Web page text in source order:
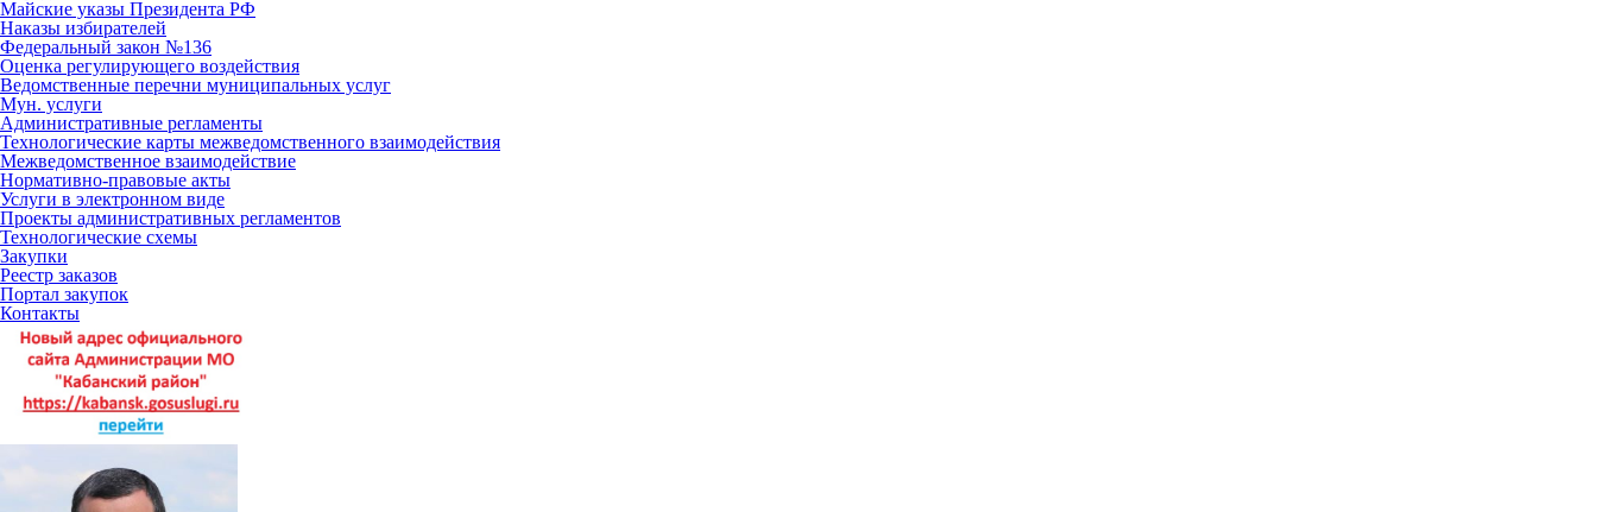
Майские указы Президента РФ
Наказы избирателей
Федеральный закон №136
Оценка регулирующего воздействия
Ведомственные перечни муниципальных услуг
Мун. услуги
Административные регламенты
Технологические карты межведомственного взаимодействия
Межведомственное взаимодействие
Нормативно-правовые акты
Услуги в электронном виде
Проекты административных регламентов
Технологические схемы
Закупки
Реестр заказов
Портал закупок
Контакты